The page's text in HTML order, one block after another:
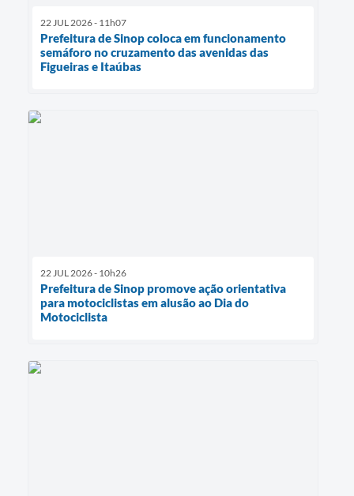
22 JUL 2026 - 11h07
Prefeitura de Sinop coloca em funcionamento
semáforo no cruzamento das avenidas das
Figueiras e Itaúbas
22 JUL 2026 - 10h26
Prefeitura de Sinop promove ação orientativa
para motociclistas em alusão ao Dia do
Motociclista